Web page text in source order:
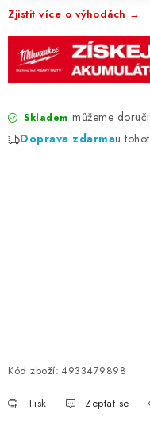
Zjistit více o výhodách →
Skladem
Doprava zdarmau
Kód zboží: 4933479898
Tisk Zeptat se